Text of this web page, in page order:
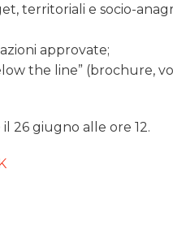
territoriali e socio-
approvate;
the line” (brochure,
26 giugno alle ore 12.